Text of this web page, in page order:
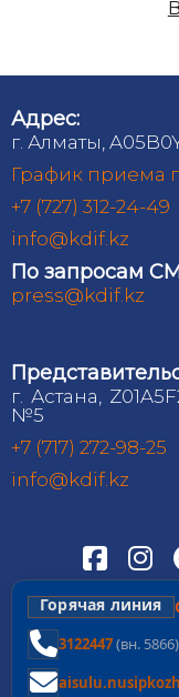
Адрес:
г. Алматы,
График приема
+7 (727) 312-24-49
info@kdif.kz
По запросам
press@kdif.kz
г. Астана,
№5
+7 (717) 272-98-25
info@kdif.kz
Горячая линия
3122447(вн. 5866)